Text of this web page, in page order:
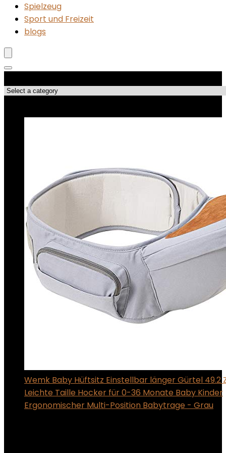
Spielzeug
Sport und Freizeit
blogs
Wemk Baby Hüftsitz Einstellbar länger Gürtel 49.2
Leichte Taille Hocker für 0-36 Monate Baby Kinder
Ergonomischer Multi-Position Babytrage - Grau